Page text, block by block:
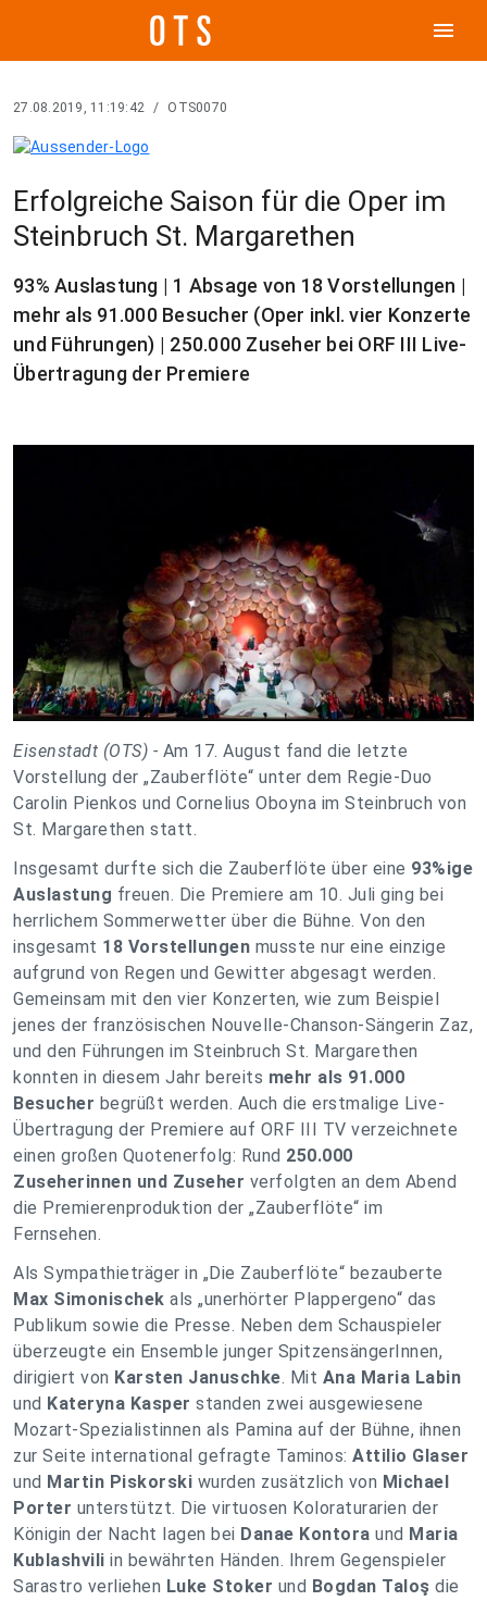
menu
27.08.2019, 11:19:42 / OTS0070
Erfolgreiche Saison für die Oper im
Steinbruch St. Margarethen
93% Auslastung | 1 Absage von 18 Vorstellungen |
mehr als 91.000 Besucher (Oper inkl. vier Konzerte
und Führungen) | 250.000 Zuseher bei ORF III Live-
Übertragung der Premiere
Eisenstadt (OTS) - Am 17. August fand die letzte
Vorstellung der „Zauberflöte“ unter dem Regie-Duo
Carolin Pienkos und Cornelius Oboyna im Steinbruch von
St. Margarethen statt.
Insgesamt durfte sich die Zauberflöte über eine 93%ige
Auslastung freuen. Die Premiere am 10. Juli ging bei
herrlichem Sommerwetter über die Bühne. Von den
insgesamt 18 Vorstellungen musste nur eine einzige
aufgrund von Regen und Gewitter abgesagt werden.
Gemeinsam mit den vier Konzerten, wie zum Beispiel
jenes der französischen Nouvelle-Chanson-Sängerin Zaz,
und den Führungen im Steinbruch St. Margarethen
konnten in diesem Jahr bereits mehr als 91.000
Besucher begrüßt werden. Auch die erstmalige Live-
Übertragung der Premiere auf ORF III TV verzeichnete
einen großen Quotenerfolg: Rund 250.000
Zuseherinnen und Zuseher verfolgten an dem Abend
die Premierenproduktion der „Zauberflöte“ im
Fernsehen.
Als Sympathieträger in „Die Zauberflöte“ bezauberte
Max Simonischek als „unerhörter Plappergeno“ das
Publikum sowie die Presse. Neben dem Schauspieler
überzeugte ein Ensemble junger SpitzensängerInnen,
dirigiert von Karsten Januschke. Mit Ana Maria Labin
und Kateryna Kasper standen zwei ausgewiesene
Mozart-Spezialistinnen als Pamina auf der Bühne, ihnen
zur Seite international gefragte Taminos: Attilio Glaser
und Martin Piskorski wurden zusätzlich von Michael
Porter unterstützt. Die virtuosen Koloraturarien der
Königin der Nacht lagen bei Danae Kontora und Maria
Kublashvili in bewährten Händen. Ihrem Gegenspieler
Sarastro verliehen Luke Stoker und Bogdan Taloş die